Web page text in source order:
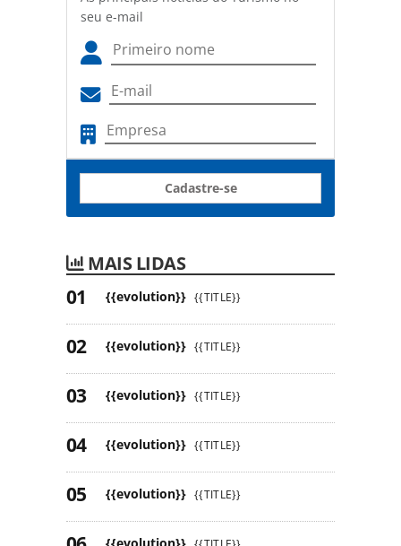
seu e-mail
Cadastre-se
MAIS LIDAS
{{evolution}} {{TITLE}}
{{evolution}} {{TITLE}}
{{evolution}} {{TITLE}}
{{evolution}} {{TITLE}}
{{evolution}} {{TITLE}}
{{evolution}}